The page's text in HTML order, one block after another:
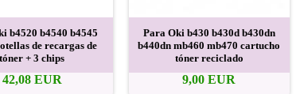
b4520 b4540 b4545
de recargas de
tóner + 3 chips
42,08 EUR
Para Oki b430 b430d b430dn
b440dn mb460 mb470 cartucho
tóner reciclado
9,00 EUR